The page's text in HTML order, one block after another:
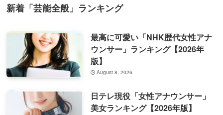
新着「芸能全般」ランキング
最高に可愛い「NHK歴代女性アナ
ウンサー」ランキング【2026年
版】
August 8, 2026
日テレ現役「女性アナウンサー」
美女ランキング【2026年版】